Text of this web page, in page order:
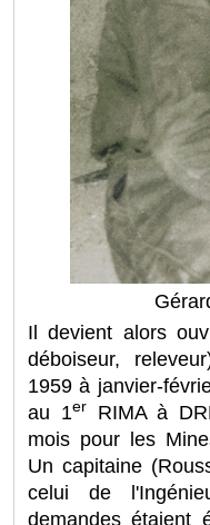
Il devient alors
déboiseur,
1959 à janvier-
au 1erRIMA à
mois pour les
Un capitaine
celui de
demandes étaient